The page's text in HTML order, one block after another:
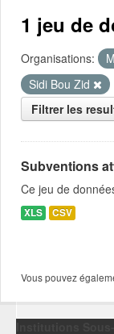
1 jeu de
Organisations:
Sidi Bou Zid
Filtrer les
Subventions
Ce jeu de
XLS CSV
Vous pouvez